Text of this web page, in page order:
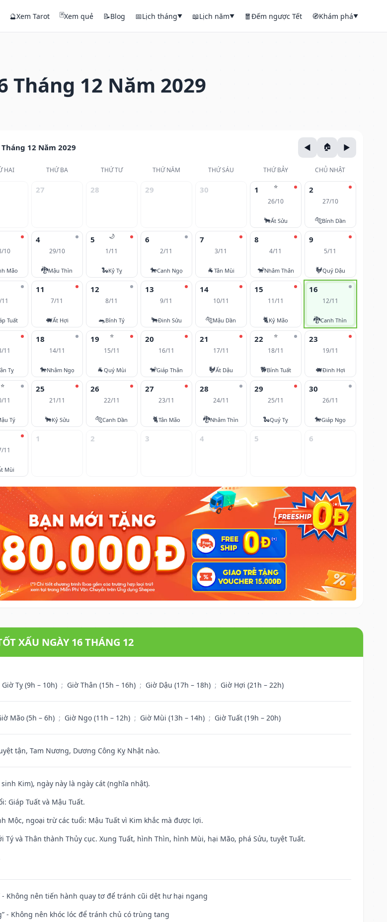
🔮Xem Tarot 🃏Xem quẻ 📝Blog 📅Lịch tháng▼ 📖Lịch năm▼ 🧧Đếm ngược Tết 🧭Khám phá▼
Tháng 12 Năm 2029
12 Năm 2029
HAI THỨ BA THỨ TƯ THỨ NĂM THỨ SÁU THỨ BẢY CHỦ NHẬT
27 28 29 30 ⭐
1
26/10
🐂Ất Sửu
2
27/10
🐅Bính Dần
10
Mão
4
29/10
🐉Mậu Thìn
🌙
5
1/11
🐍Kỷ Tỵ
6
2/11
🐎Canh Ngọ
7
3/11
🐐Tân Mùi
8
4/11
🐒Nhâm Thân
9
5/11
🐓Quý Dậu
Tuất
11
7/11
🐖Ất Hợi
12
8/11
🐀Bính Tý
13
9/11
🐂Đinh Sửu
14
10/11
🐅Mậu Dần
15
11/11
🐈Kỷ Mão
16
12/11
🐉Canh Thìn
11
Tỵ
18
14/11
🐎Nhâm Ngọ
⭐
19
15/11
🐐Quý Mùi
20
16/11
🐒Giáp Thân
21
17/11
🐓Ất Dậu
⭐
22
18/11
🐕Bính Tuất
23
19/11
🐖Đinh Hợi
⭐
11
Tý
25
21/11
🐂Kỷ Sửu
26
22/11
🐅Canh Dần
27
23/11
🐈Tân Mão
28
24/11
🐉Nhâm Thìn
29
25/11
🐍Quý Tỵ
30
26/11
🐎Giáp Ngọ
11
Mùi
1 2 3 4 5 6
XẤU NGÀY 16 THÁNG 12
Giờ Tỵ (9h – 10h) ; Giờ Thân (15h – 16h) ; Giờ Dậu (17h – 18h) ; Giờ Hợi (21h – 22h)
Mão (5h – 6h) ; Giờ Ngọ (11h – 12h) ; Giờ Mùi (13h – 14h) ; Giờ Tuất (19h – 20h)
tận, Tam Nương, Dương Công Kỵ Nhật nào.
Kim), ngày này là ngày cát (nghĩa nhật).
Giáp Tuất và Mậu Tuất.
Mộc, ngoại trừ các tuổi: Mậu Tuất vì Kim khắc mà được lợi.
và Thân thành Thủy cục. Xung Tuất, hình Thìn, hình Mùi, hại Mão, phá Sửu, tuyệt Tuất.
- Không nên tiến hành quay tơ để tránh cũi dệt hư hại ngang
- Không nên khóc lóc để tránh chủ có trùng tang